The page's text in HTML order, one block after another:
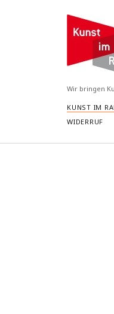
Kunst
Raum
Wir bringen
KUNST IM
WIDERRUF